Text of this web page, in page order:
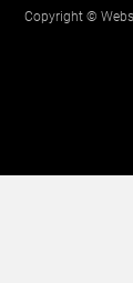
Copyright ©